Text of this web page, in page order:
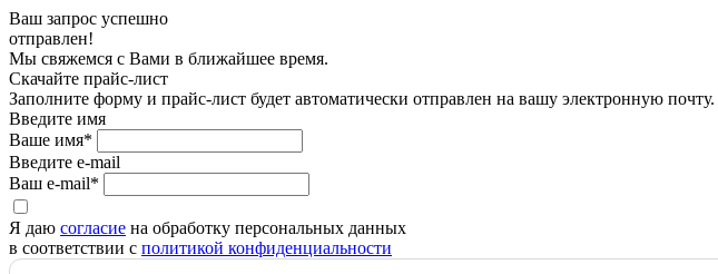
Ваш запрос успешно
отправлен!
Мы свяжемся с Вами в ближайшее время.
Скачайте прайс-лист
Заполните форму и прайс-лист будет автоматически отправлен на вашу электронную почту.
Введите имя
Ваше имя*
Введите e-mail
Ваш e-mail*
Я даю согласие на обработку персональных данных
в соответствии с политикой конфиденциальности